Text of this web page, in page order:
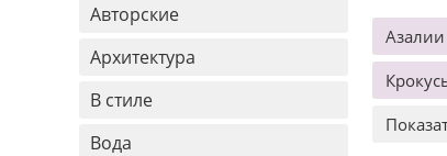
Авторские
Архитектура
В стиле
Вода
Азалии